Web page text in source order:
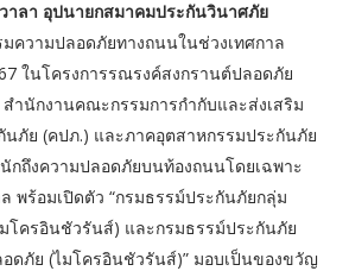
าลา อุปนายกสมาคมประกันวินาศภัย
ความปลอดภัยทางถนนในช่วงเทศกาล
ในโครงการรณรงค์สงกรานต์ปลอดภัย
สำนักงานคณะกรรมการกำกับและส่งเสริม
นภัย (คปภ.) และภาคอุตสาหกรรมประกันภัย
กถึงความปลอดภัยบนท้องถนนโดยเฉพาะ
พร้อมเปิดตัว “กรมธรรม์ประกันภัยกลุ่ม
โครอินชัวรันส์) และกรมธรรม์ประกันภัย
ดภัย (ไมโครอินชัวรันส์)” มอบเป็นของขวัญ